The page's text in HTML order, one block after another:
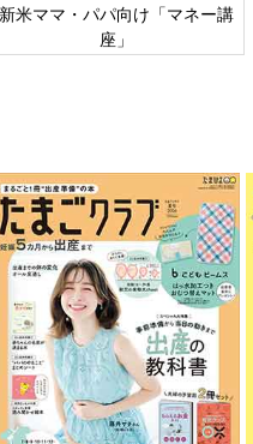
「もしものときの」赤ちゃん・
家族の防災